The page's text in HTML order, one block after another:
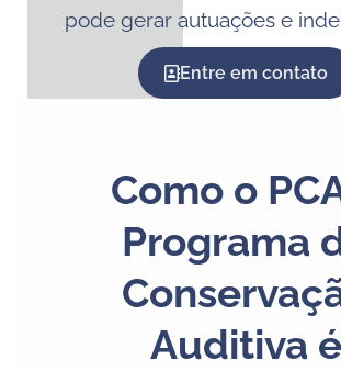
pode gerar autuações e
Entre em contato
Como o
Programa
Auditiva é